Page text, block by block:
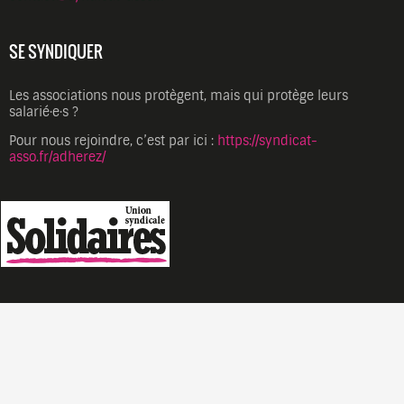
SE SYNDIQUER
Les associations nous protègent, mais qui protège leurs
salarié·e·s ?
Pour nous rejoindre, c’est par ici : https://syndicat-
asso.fr/adherez/